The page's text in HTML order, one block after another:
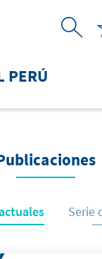
PERÚ
Serie